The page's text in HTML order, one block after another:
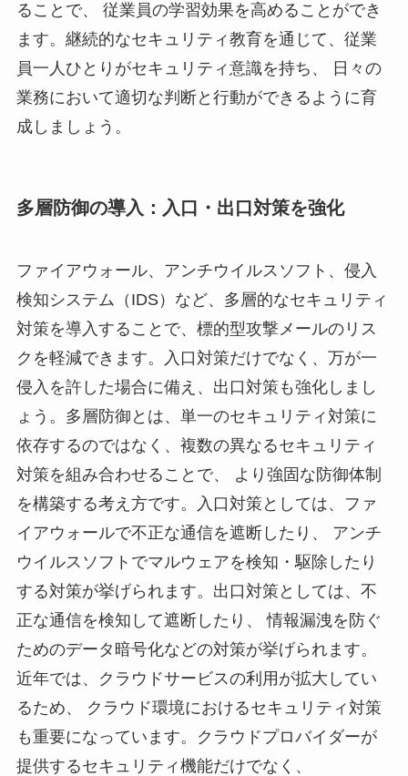
ることで、 従業員の学習効果を高めることができ
ます。継続的なセキュリティ教育を通じて、従業
員一人ひとりがセキュリティ意識を持ち、 日々の
業務において適切な判断と行動ができるように育
成しましょう。
多層防御の導入：入口・出口対策を強化
ファイアウォール、アンチウイルスソフト、侵入
検知システム（IDS）など、多層的なセキュリティ
対策を導入することで、標的型攻撃メールのリス
クを軽減できます。入口対策だけでなく、万が一
侵入を許した場合に備え、出口対策も強化しまし
ょう。多層防御とは、単一のセキュリティ対策に
依存するのではなく、複数の異なるセキュリティ
対策を組み合わせることで、 より強固な防御体制
を構築する考え方です。入口対策としては、ファ
イアウォールで不正な通信を遮断したり、 アンチ
ウイルスソフトでマルウェアを検知・駆除したり
する対策が挙げられます。出口対策としては、不
正な通信を検知して遮断したり、 情報漏洩を防ぐ
ためのデータ暗号化などの対策が挙げられます。
近年では、クラウドサービスの利用が拡大してい
るため、 クラウド環境におけるセキュリティ対策
も重要になっています。クラウドプロバイダーが
提供するセキュリティ機能だけでなく、